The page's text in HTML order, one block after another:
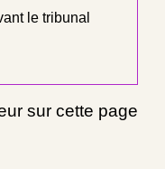
le tribunal
sur cette page